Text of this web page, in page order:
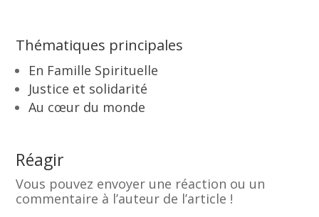
Thématiques principales
En Famille Spirituelle
Justice et solidarité
Au cœur du monde
Réagir
Vous pouvez envoyer une réaction ou un
commentaire à l’auteur de l’article !